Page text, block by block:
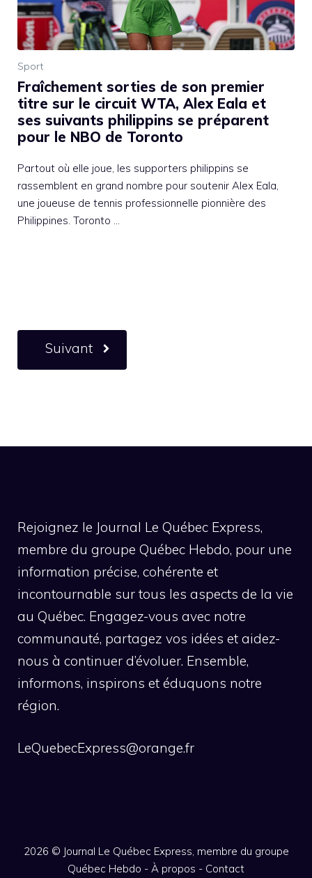
Sport
Fraîchement sorties de son premier
titre sur le circuit WTA, Alex Eala et
ses suivants philippins se préparent
pour le NBO de Toronto
Partout où elle joue, les supporters philippins se
rassemblent en grand nombre pour soutenir Alex Eala,
une joueuse de tennis professionnelle pionnière des
Philippines. Toronto …
Suivant
Rejoignez le Journal Le Québec Express,
membre du groupe Québec Hebdo, pour une
information précise, cohérente et
incontournable sur tous les aspects de la vie
au Québec. Engagez-vous avec notre
communauté, partagez vos idées et aidez-
nous à continuer d’évoluer. Ensemble,
informons, inspirons et éduquons notre
région.
LeQuebecExpress@orange.fr
2026 © Journal Le Québec Express, membre du groupe
Québec Hebdo - À propos - Contact